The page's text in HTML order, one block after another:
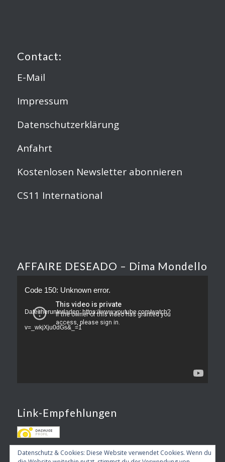
Contact:
E-Mail
Impressum
Datenschutzerklärung
Anfahrt
Kostenlosen Newsletter abonnieren
CS11 International
AFFAIRE DESEADO – Dima Mondello
Code 150: Unknown error.
Datei herunterladen: https://www.youtube.com/watch?
v=_wkjXju0dGs&_=1
Link-Empfehlungen
Datenschutz & Cookies: Diese Website verwendet Cookies. Wenn du